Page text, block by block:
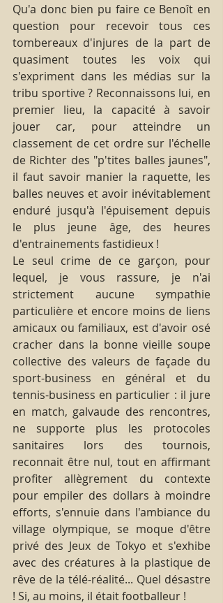
Qu'a donc bien pu faire ce Benoît en
question pour recevoir tous ces
tombereaux d'injures de la part de
quasiment toutes les voix qui
s'expriment dans les médias sur la
tribu sportive ? Reconnaissons lui, en
premier lieu, la capacité à savoir
jouer car, pour atteindre un
classement de cet ordre sur l'échelle
de Richter des "p'tites balles jaunes",
il faut savoir manier la raquette, les
balles neuves et avoir inévitablement
enduré jusqu'à l'épuisement depuis
le plus jeune âge, des heures
d'entrainements fastidieux !
Le seul crime de ce garçon, pour
lequel, je vous rassure, je n'ai
strictement aucune sympathie
particulière et encore moins de liens
amicaux ou familiaux, est d'avoir osé
cracher dans la bonne vieille soupe
collective des valeurs de façade du
sport-business en général et du
tennis-business en particulier : il jure
en match, galvaude des rencontres,
ne supporte plus les protocoles
sanitaires lors des tournois,
reconnait être nul, tout en affirmant
profiter allègrement du contexte
pour empiler des dollars à moindre
efforts, s'ennuie dans l'ambiance du
village olympique, se moque d'être
privé des Jeux de Tokyo et s'exhibe
avec des créatures à la plastique de
rêve de la télé-réalité... Quel désastre
! Si, au moins, il était footballeur !